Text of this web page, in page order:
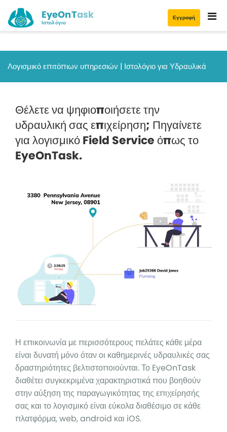
Εγγραφή
EyeOnTask
Ιστολόγιο
Λογισμικό επιτόπιων υπηρεσιών | Ιστολόγιο για Υδραυλικά
Θέλετε να ψηφιοποιήσετε την
υδραυλική σας επιχείρηση; Πηγαίνετε
για λογισμικό Field Service όπως το
EyeOnTask.
Η επικοινωνία με περισσότερους πελάτες κάθε μέρα
είναι δυνατή μόνο όταν οι καθημερινές υδραυλικές σας
δραστηριότητες βελτιστοποιούνται. Το EyeOnTask
διαθέτει συγκεκριμένα χαρακτηριστικά που βοηθούν
στην αύξηση της παραγωγικότητας της επιχείρησής
σας και το λογισμικό είναι εύκολα διαθέσιμο σε κάθε
πλατφόρμα, web, android και iOS.